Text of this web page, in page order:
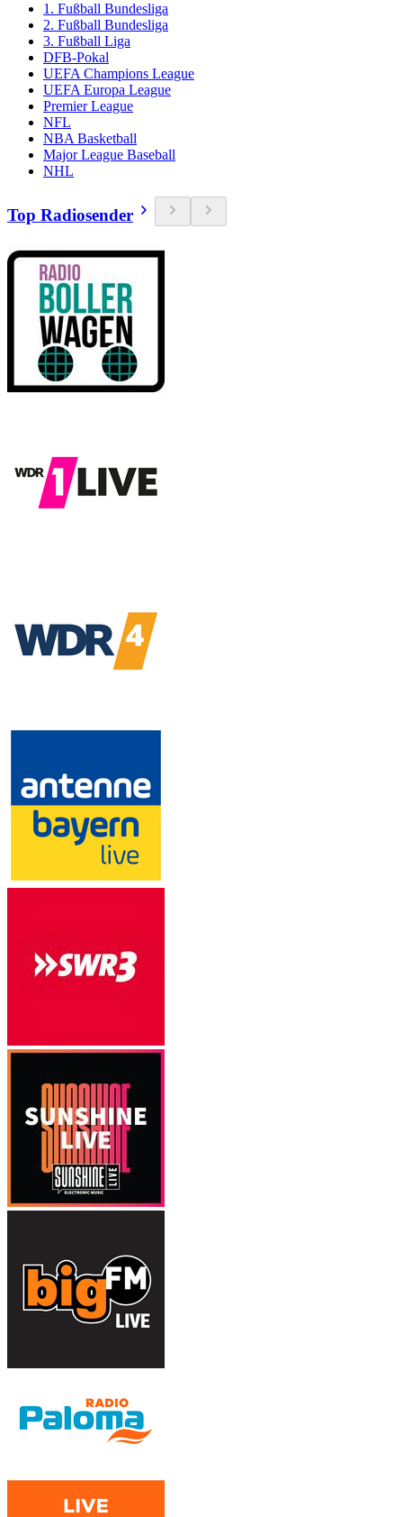
1. Fußball Bundesliga
2. Fußball Bundesliga
3. Fußball Liga
DFB-Pokal
UEFA Champions League
UEFA Europa League
Premier League
NFL
NBA Basketball
Major League Baseball
NHL
Top Radiosender